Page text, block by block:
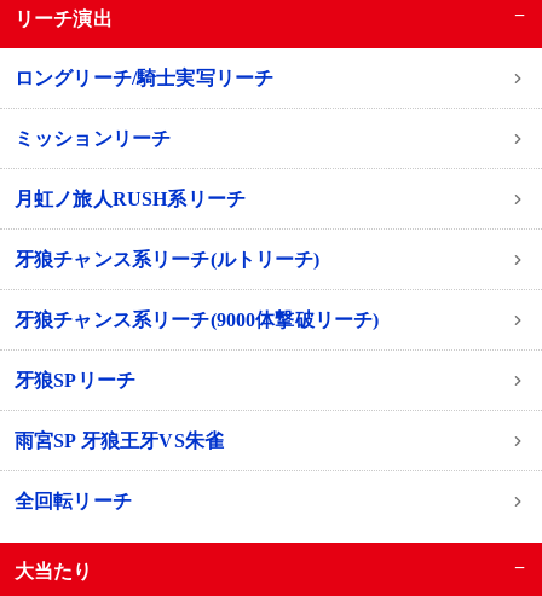
リーチ演出 −
ロングリーチ/騎士実写リーチ
ミッションリーチ
月虹ノ旅人RUSH系リーチ
牙狼チャンス系リーチ(ルトリーチ)
牙狼チャンス系リーチ(9000体撃破リーチ)
牙狼SPリーチ
雨宮SP 牙狼王牙VS朱雀
全回転リーチ
大当たり −